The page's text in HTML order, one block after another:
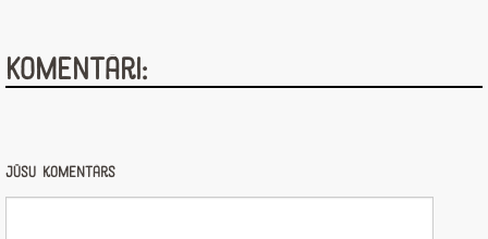
Komentāri:
Jūsu komentārs